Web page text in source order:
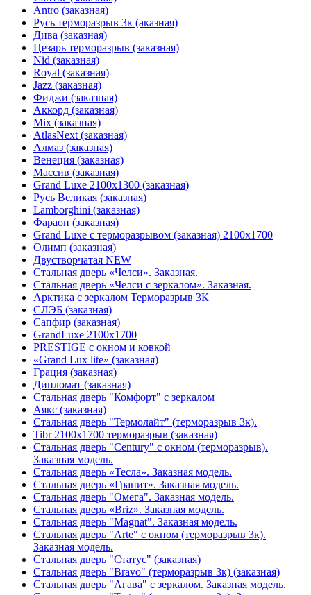
Antro (заказная)
Русь терморазрыв 3к (аказная)
Дива (заказная)
Цезарь терморазрыв (заказная)
Nid (заказная)
Royal (заказная)
Jazz (заказная)
Фиджи (заказная)
Аккорд (заказная)
Mix (заказная)
AtlasNext (заказная)
Алмаз (заказная)
Венеция (заказная)
Массив (заказная)
Grand Luxe 2100х1300 (заказная)
Русь Великая (заказная)
Lamborghini (заказная)
Фараон (заказная)
Grand Luxe с терморазрывом (заказная) 2100х1700
Олимп (заказная)
Двустворчатая NEW
Стальная дверь «Челси». Заказная.
Стальная дверь «Челси с зеркалом». Заказная.
Арктика с зеркалом Терморазрыв 3К
СЛЭБ (заказная)
Сапфир (заказная)
GrandLuxe 2100х1700
PRESTIGE с окном и ковкой
«Grand Lux lite» (заказная)
Гpация (заказная)
Дипломат (заказная)
Стальная дверь "Комфорт" с зеркалом
Аякс (заказная)
Стальная дверь "Термолайт" (терморазрыв 3к).
Tibr 2100х1700 терморазрыв (заказная)
Стальная дверь "Century" с окном (терморазрыв).
Заказная модель.
Стальная дверь «Тесла». Заказная модель.
Стальная дверь «Гранит». Заказная модель.
Стальная дверь "Омега". Заказная модель.
Стальная дверь «Briz». Заказная модель.
Стальная дверь "Magnat". Заказная модель.
Стальная дверь "Arte" с окном (терморазрыв 3к).
Заказная модель.
Стальная дверь "Статус" (заказная)
Стальная дверь "Bravo" (терморазрыв 3к) (заказная)
Стальная дверь "Агава" с зеркалом. Заказная модель.